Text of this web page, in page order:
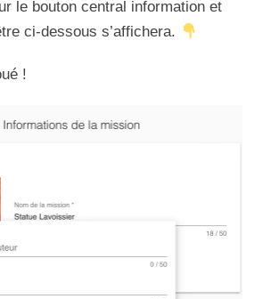
le bouton central information et
ci-dessous s’affichera.
!